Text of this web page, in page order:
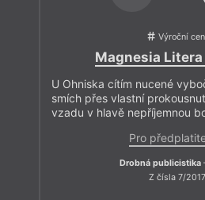
Výroční
Magnesia Litera
U Ohniska cítím nucené
smích přes vlastní
vzadu v hlavě nepříjemnou
Pro
Drobná publicistika
Z čísla 7/2017